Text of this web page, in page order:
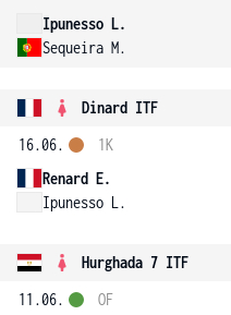
Ipunesso L.
Sequeira M.
Dinard ITF
16.06.
Renard E.
Ipunesso L.
1K
Hurghada 7 ITF
11.06.
OF